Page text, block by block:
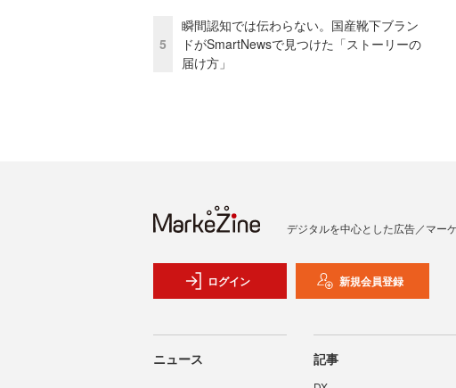
5
瞬間認知では伝わらない。国産靴下ブラン
ドがSmartNewsで見つけた「ストーリーの
届け方」
デジタルを中心とした広告／マー
ログイン 新規会員登録
ニュース 記事